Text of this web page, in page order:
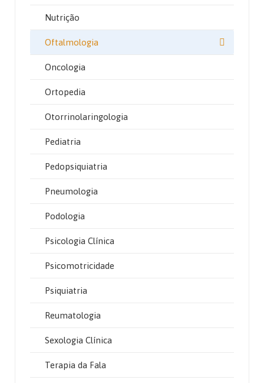
Nutrição
Oftalmologia
Oncologia
Ortopedia
Otorrinolaringologia
Pediatria
Pedopsiquiatria
Pneumologia
Podologia
Psicologia Clínica
Psicomotricidade
Psiquiatria
Reumatologia
Sexologia Clínica
Terapia da Fala